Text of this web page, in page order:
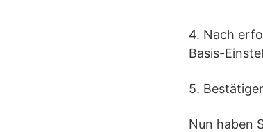
4. Nach
Basis-
5.
Nun haben